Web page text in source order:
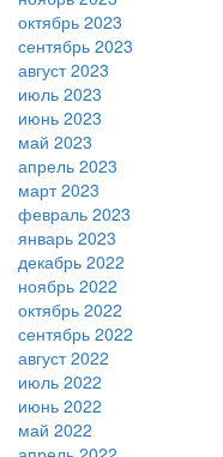
октябрь 2023
сентябрь 2023
август 2023
июль 2023
июнь 2023
май 2023
апрель 2023
март 2023
февраль 2023
январь 2023
декабрь 2022
ноябрь 2022
октябрь 2022
сентябрь 2022
август 2022
июль 2022
июнь 2022
май 2022